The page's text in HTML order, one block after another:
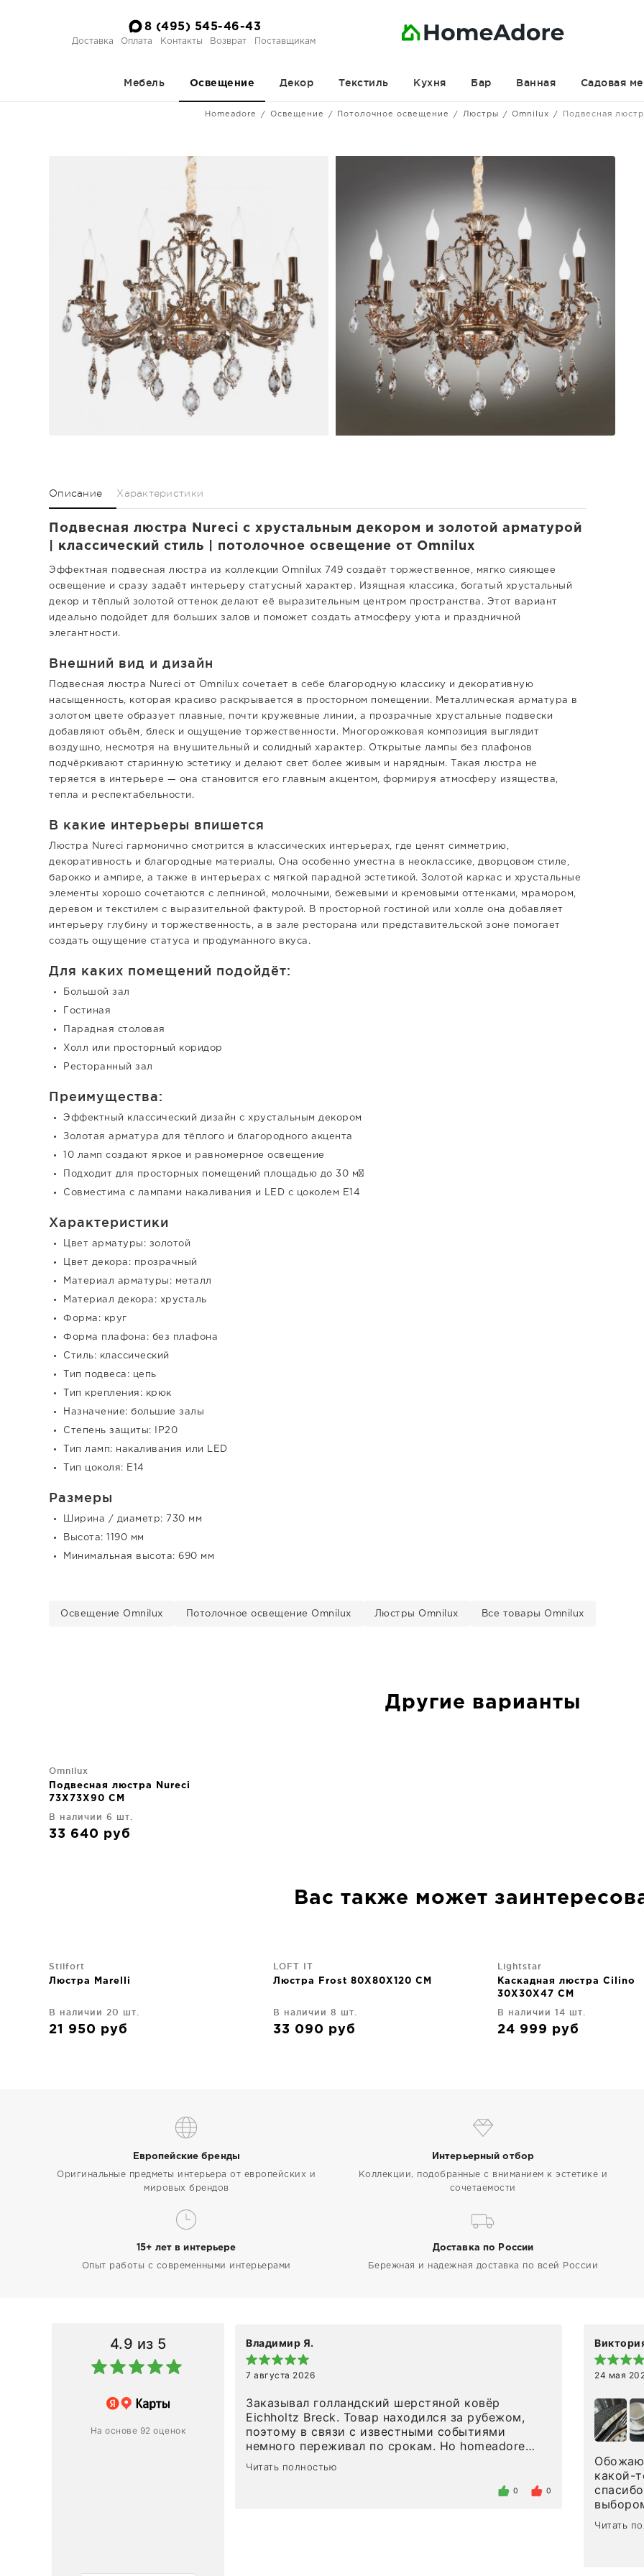
8 (495) 545-46-43
Доставка Оплата Контакты Возврат Поставщикам
Мебель Освещение Декор Текстиль Кухня Бар Ванная Садовая
Homeadore Освещение Потолочное освещение Люстры Omnilux Подвесная
Описание Характеристики
Подвесная люстра Nureci с хрустальным декором и золотой арматурой
| классический стиль | потолочное освещение от Omnilux
Эффектная подвесная люстра из коллекции Omnilux 749 создаёт торжественное, мягко сияющее
освещение и сразу задаёт интерьеру статусный характер. Изящная классика, богатый хрустальный
декор и тёплый золотой оттенок делают её выразительным центром пространства. Этот вариант
идеально подойдет для больших залов и поможет создать атмосферу уюта и праздничной
элегантности.
Внешний вид и дизайн
Подвесная люстра Nureci от Omnilux сочетает в себе благородную классику и декоративную
насыщенность, которая красиво раскрывается в просторном помещении. Металлическая арматура в
золотом цвете образует плавные, почти кружевные линии, а прозрачные хрустальные подвески
добавляют объём, блеск и ощущение торжественности. Многорожковая композиция выглядит
воздушно, несмотря на внушительный и солидный характер. Открытые лампы без плафонов
подчёркивают старинную эстетику и делают свет более живым и нарядным. Такая люстра не
теряется в интерьере — она становится его главным акцентом, формируя атмосферу изящества,
тепла и респектабельности.
В какие интерьеры впишется
Люстра Nureci гармонично смотрится в классических интерьерах, где ценят симметрию,
декоративность и благородные материалы. Она особенно уместна в неоклассике, дворцовом стиле,
барокко и ампире, а также в интерьерах с мягкой парадной эстетикой. Золотой каркас и хрустальные
элементы хорошо сочетаются с лепниной, молочными, бежевыми и кремовыми оттенками, мрамором,
деревом и текстилем с выразительной фактурой. В просторной гостиной или холле она добавляет
интерьеру глубину и торжественность, а в зале ресторана или представительской зоне помогает
создать ощущение статуса и продуманного вкуса.
Для каких помещений подойдёт:
Большой зал
Гостиная
Парадная столовая
Холл или просторный коридор
Ресторанный зал
Преимущества:
Эффектный классический дизайн с хрустальным декором
Золотая арматура для тёплого и благородного акцента
10 ламп создают яркое и равномерное освещение
Подходит для просторных помещений площадью до 30 м²
Совместима с лампами накаливания и LED с цоколем E14
Характеристики
Цвет арматуры: золотой
Цвет декора: прозрачный
Материал арматуры: металл
Материал декора: хрусталь
Форма: круг
Форма плафона: без плафона
Стиль: классический
Тип подвеса: цепь
Тип крепления: крюк
Назначение: большие залы
Степень защиты: IP20
Тип ламп: накаливания или LED
Тип цоколя: E14
Размеры
Ширина / диаметр: 730 мм
Высота: 1190 мм
Минимальная высота: 690 мм
Освещение Omnilux Потолочное освещение Omnilux Люстры Omnilux Все товары Omnilux
Другие варианты
Omnilux
Подвесная люстра Nureci
73X73X90 CM
В наличии 6 шт.
33 640 руб
Вас также может
Stilfort
Люстра Marelli
В наличии 20 шт.
21 950 руб
LOFT IT
Люстра Frost 80X80X120 CM
В наличии 8 шт.
33 090 руб
Lightstar
Каскадная люстра Cilino
30X30X47 CM
В наличии 14 шт.
24 999 руб
Европейские бренды
Оригинальные предметы интерьера от европейских и
мировых брендов
Интерьерный отбор
Коллекции, подобранные с вниманием к эстетике и
сочетаемости
15+ лет в интерьере
Опыт работы с современными интерьерами
Доставка по России
Бережная и надежная доставка по всей России
4.9 из 5
На основе 92 оценок
Владимир Я.
7 августа 2026
Заказывал голландский шерстяной ковёр
Eichholtz Breck. Товар находился за рубежом,
поэтому в связи с известными событиями
немного переживал по срокам. Но homeadore
привезли ровно в определенное в договоре
время, без задержеки. Отдельно хочу отметить
Читать полностью
0 0
24 мая
Обожаю
какой-
Читать